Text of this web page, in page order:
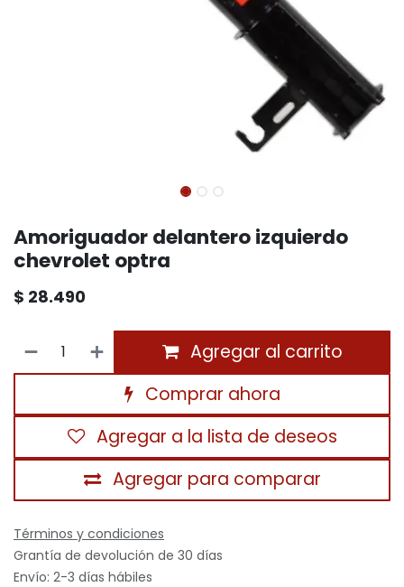
Amoriguador delantero izquierdo
chevrolet optra
$ 28.490
Agregar al carrito
Comprar ahora
Agregar para comparar
Agregar a la lista de deseos
Términos y condiciones
Grantía de devolución de 30 días
Envío: 2-3 días hábiles